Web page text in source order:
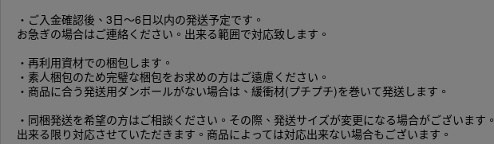
・ご入金確認後、3日～6日以内の発送予定です。
お急ぎの場合はご連絡ください。出来る範囲で対応致します。
・再利用資材での梱包します。
・素人梱包のため完璧な梱包をお求めの方はご遠慮ください。
・商品に合う発送用ダンボールがない場合は、緩衝材(プチプチ)を巻いて発送します。
・同梱発送を希望の方はご相談ください。その際、発送サイズが変更になる場合がございます。
出来る限り対応させていただきます。商品によっては対応出来ない場合もございます。